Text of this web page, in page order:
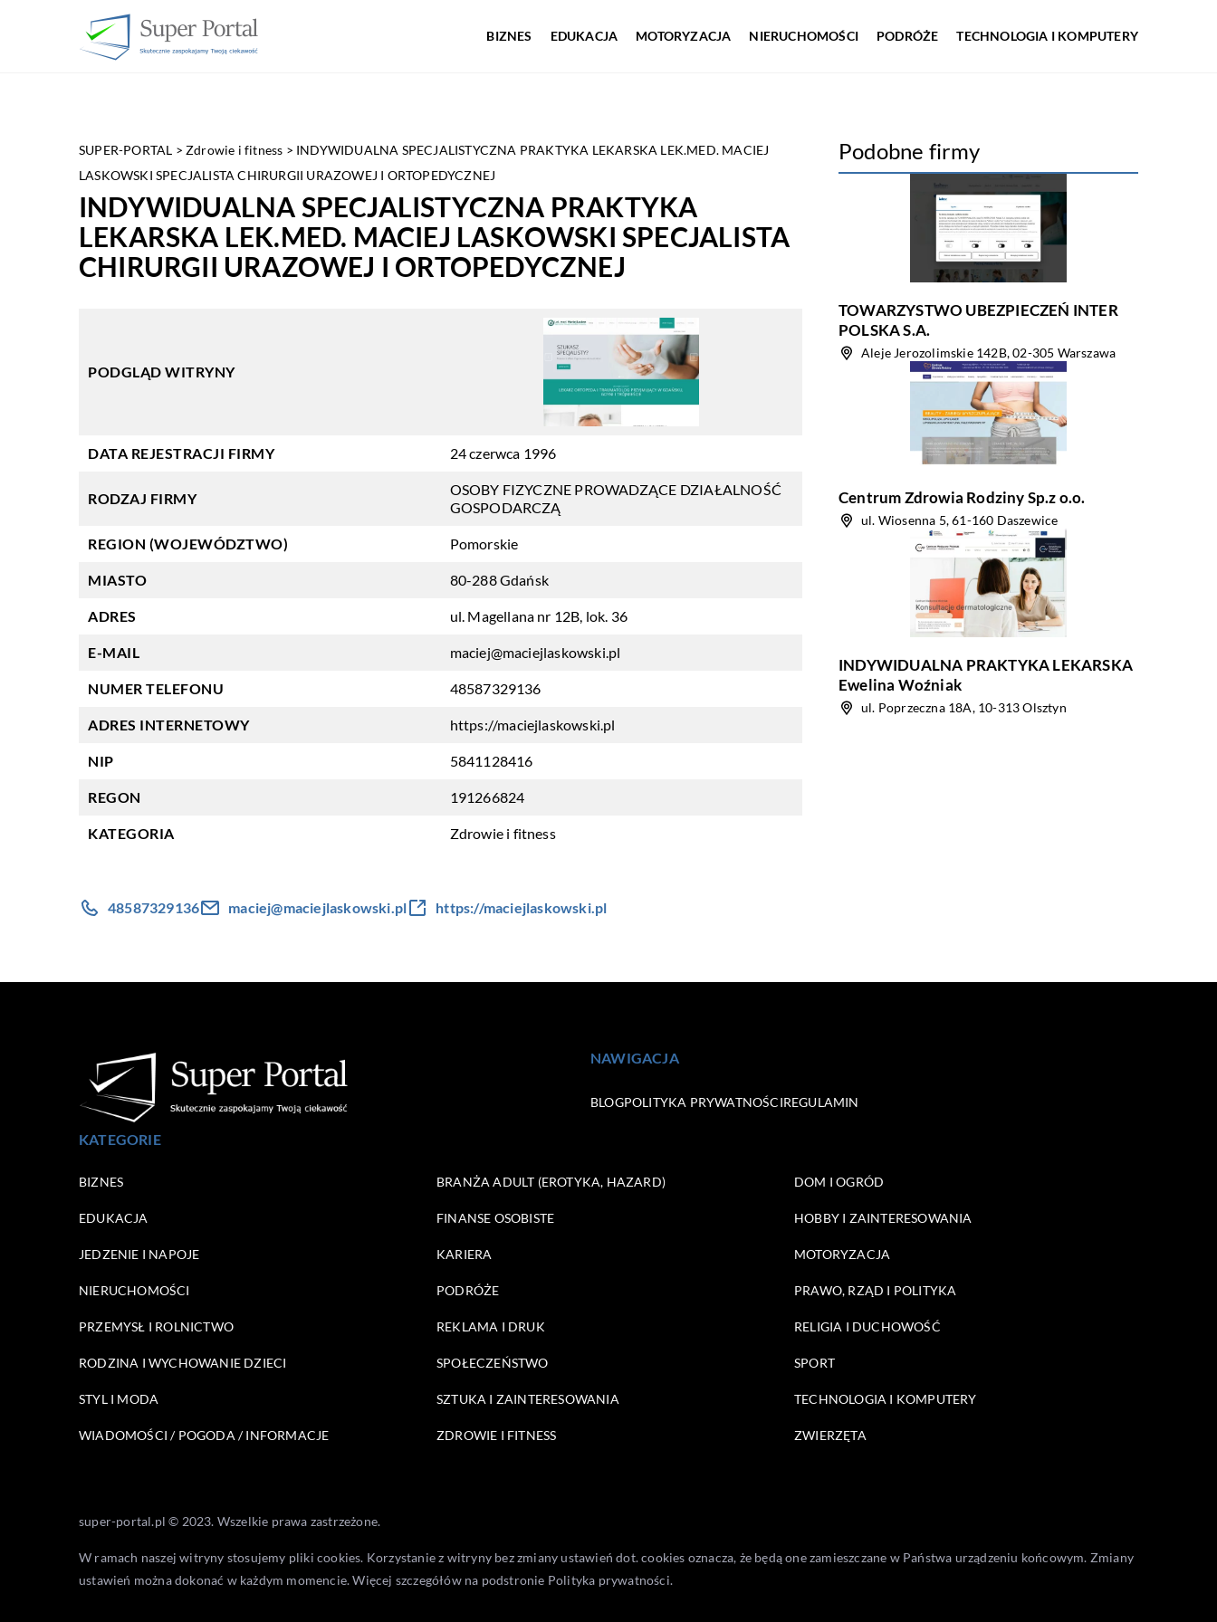
BIZNES EDUKACJA MOTORYZACJA NIERUCHOMOŚCI PODRÓŻE TECHNOLOGIA I KOMPUTERY
SUPER-PORTAL >Zdrowie i fitness > INDYWIDUALNA SPECJALISTYCZNA PRAKTYKA LEKARSKA LEK.MED. MACIEJ
LASKOWSKI SPECJALISTA CHIRURGII URAZOWEJ I ORTOPEDYCZNEJ
INDYWIDUALNA SPECJALISTYCZNA PRAKTYKA
LEKARSKA LEK.MED. MACIEJ LASKOWSKI SPECJALISTA
CHIRURGII URAZOWEJ I ORTOPEDYCZNEJ
PODGLĄD WITRYNY
DATA REJESTRACJI FIRMY 24 czerwca 1996
RODZAJ FIRMY
OSOBY FIZYCZNE PROWADZĄCE DZIAŁALNOŚĆ
GOSPODARCZĄ
REGION (WOJEWÓDZTWO) Pomorskie
MIASTO 80-288 Gdańsk
ADRES ul. Magellana nr 12B, lok. 36
E-MAIL maciej@maciejlaskowski.pl
NUMER TELEFONU 48587329136
ADRES INTERNETOWY https://maciejlaskowski.pl
NIP 5841128416
REGON 191266824
KATEGORIA Zdrowie i fitness
Podobne firmy
TOWARZYSTWO UBEZPIECZEŃ INTER
POLSKA S.A.
Aleje Jerozolimskie 142B, 02-305 Warszawa
Centrum Zdrowia Rodziny Sp.z o.o.
ul. Wiosenna 5, 61-160 Daszewice
INDYWIDUALNA PRAKTYKA LEKARSKA
Ewelina Woźniak
ul. Poprzeczna 18A, 10-313 Olsztyn
48587329136 maciej@maciejlaskowski.pl https://maciejlaskowski.pl
NAWIGACJA
BLOGPOLITYKA PRYWATNOŚCIREGULAMIN
KATEGORIE
BIZNES BRANŻA ADULT (EROTYKA, HAZARD) DOM I OGRÓD
EDUKACJA FINANSE OSOBISTE HOBBY I ZAINTERESOWANIA
JEDZENIE I NAPOJE KARIERA MOTORYZACJA
NIERUCHOMOŚCI PODRÓŻE PRAWO, RZĄD I POLITYKA
PRZEMYSŁ I ROLNICTWO REKLAMA I DRUK RELIGIA I DUCHOWOŚĆ
RODZINA I WYCHOWANIE DZIECI SPOŁECZEŃSTWO SPORT
STYL I MODA SZTUKA I ZAINTERESOWANIA TECHNOLOGIA I KOMPUTERY
WIADOMOŚCI / POGODA / INFORMACJE ZDROWIE I FITNESS ZWIERZĘTA
super-portal.pl © 2023. Wszelkie prawa zastrzeżone.
W ramach naszej witryny stosujemy pliki cookies. Korzystanie z witryny bez zmiany ustawień dot. cookies oznacza, że będą one zamieszczane w Państwa urządzeniu końcowym. Zmiany
ustawień można dokonać w każdym momencie. Więcej szczegółów na podstronie Polityka prywatności.